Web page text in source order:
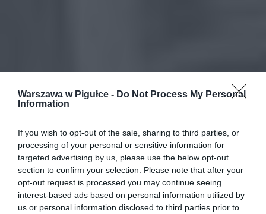
Warszawa w Pigułce - Do Not Process My Personal
Information
If you wish to opt-out of the sale, sharing to third parties, or
processing of your personal or sensitive information for
targeted advertising by us, please use the below opt-out
section to confirm your selection. Please note that after your
opt-out request is processed you may continue seeing
interest-based ads based on personal information utilized by
us or personal information disclosed to third parties prior to